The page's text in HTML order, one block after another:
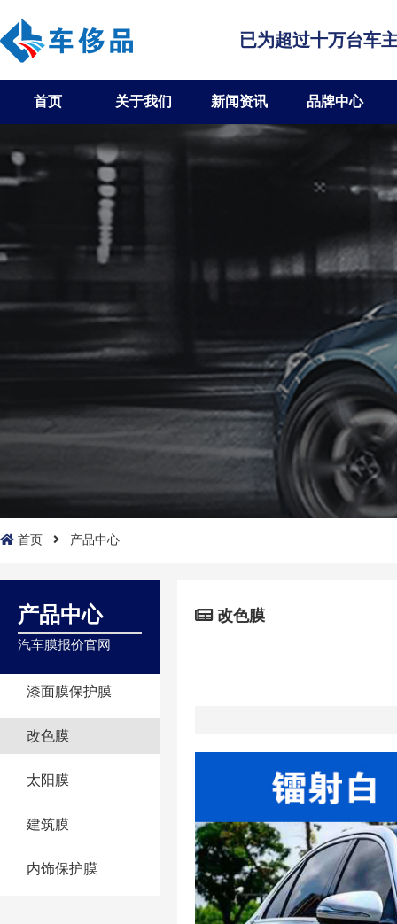
已为超过十万台车
首页 关于我们 新闻资讯 品牌中心
首页 产品中心
产品中心
汽车膜报价官网
漆面膜保护膜
改色膜
太阳膜
建筑膜
内饰保护膜
改色膜